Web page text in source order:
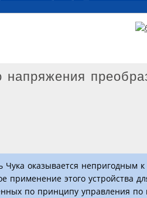
Чука оказывается непригодным
применение этого устройства
по принципу управления